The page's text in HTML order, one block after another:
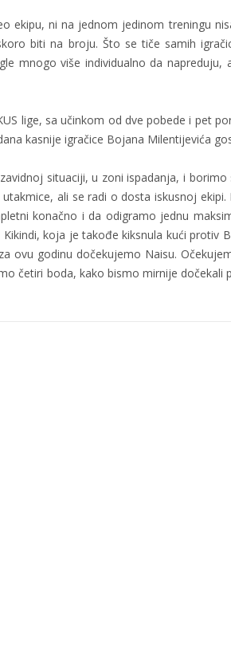
ekipu, ni na jednom jedinom treningu
biti na broju. Što se tiče samih
mnogo više individualno da napreduju,
lige, sa učinkom od dve pobede i pet
kasnije igračice Bojana Milentijevića
situaciji, u zoni ispadanja, i
ali se radi o dosta iskusnoj
konačno i da odigramo jednu
koja je takođe kiksnula kući protiv
ovu godinu dočekujemo Naisu.
četiri boda, kako bismo mirnije dočekali